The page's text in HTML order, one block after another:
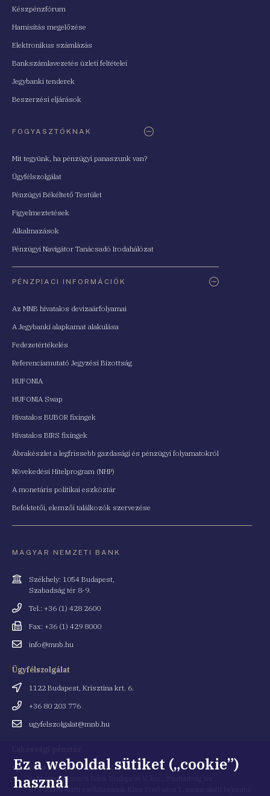
Készpénzfórum
Hamisítás megelőzése
Elektronikus számlázás
Bankszámlavezetés üzleti feltételei
Jegybanki tenderek
Beszerzési eljárások
FOGYASZTÓKNAK
Mit tegyünk, ha pénzügyi panaszunk van?
Ügyfélszolgálat
Pénzügyi Békéltető Testület
Figyelmeztetések
Alkalmazások
Pénzügyi Navigátor Tanácsadó Irodahálózat
PÉNZPIACI INFORMÁCIÓK
Az MNB hivatalos devizaárfolyamai
A Jegybanki alapkamat alakulása
Fedezetértékelés
Referenciamutató Jegyzési Bizottság
HUFONIA
HUFONIA Swap
Hivatalos BUBOR fixingek
Hivatalos BIRS fixingek
Ábrakészlet a legfrissebb gazdasági és pénzügyi folyamatokról
Növekedési Hitelprogram (NHP)
A monetáris politikai eszköztár
Befektetői, elemzői találkozók szervezése
MAGYAR NEMZETI BANK
Cím
Székhely: 1054 Budapest,
Szabadság tér 8-9.
Telefonszám
Tel.: +36 (1) 428 2600
Fax
Fax: +36 (1) 429 8000
Emailinfo@mnb.hu
Ügyfélszolgálat
Cím
1122 Budapest, Krisztina krt. 6.
Telefonszám
+36 80 203 776
Emailugyfelszolgalat@mnb.hu
Cím 1054 Budapest, Kiss Ernő utca 1.
(a Magyar Nemzeti Bank Budapest V. ker., Szabadság tér
8-9. szám alatti székházának Kiss Ernő utca 1. szám alatti bejárata)
Ez a weboldal sütiket („cookie”)
használ